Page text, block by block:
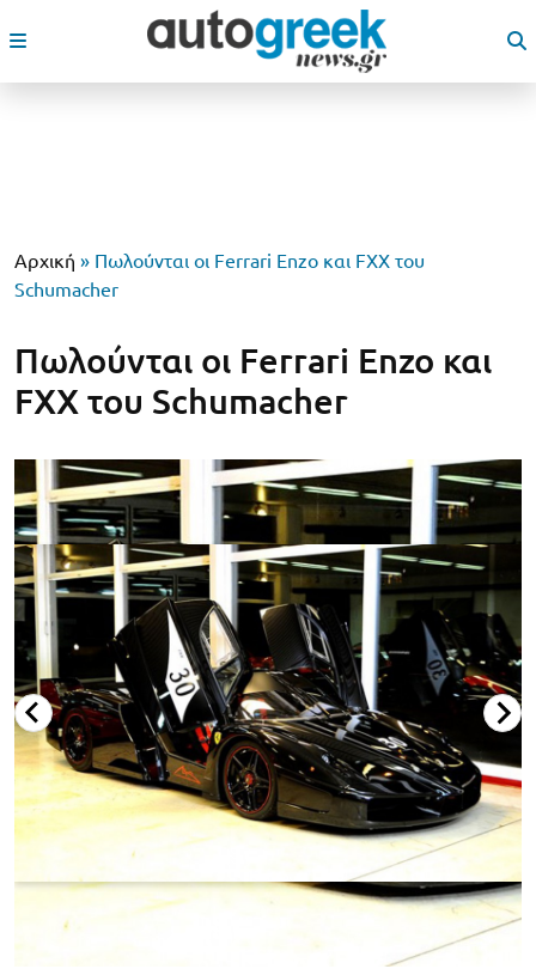
Αρχική » Πωλούνται οι Ferrari Enzo και FXX του
Schumacher
Πωλούνται οι Ferrari Enzo και
FXX του Schumacher